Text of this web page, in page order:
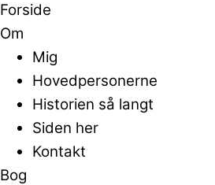
Forside
Om
Mig
Hovedpersonerne
Historien så langt
Siden her
Kontakt
Bog